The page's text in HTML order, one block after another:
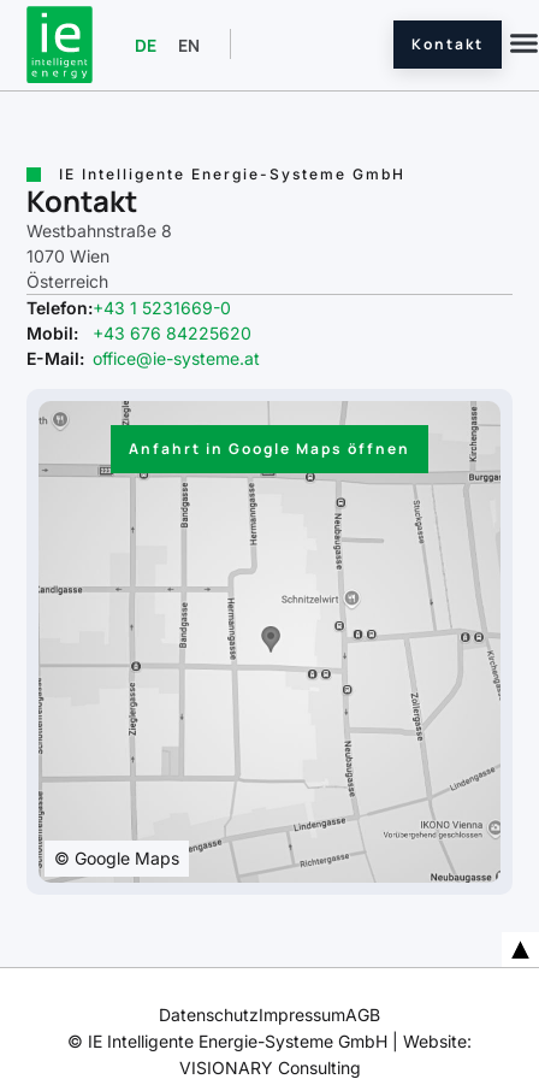
DE EN Kontakt
IE Intelligente Energie-Systeme GmbH
Kontakt
Westbahnstraße 8
1070 Wien
Österreich
Telefon:
Mobil:
E-Mail:
+43 1 5231669-0
+43 676 84225620
office@ie-systeme.at
Anfahrt in Google Maps öffnen
© Google Maps
DatenschutzImpressumAGB
© IE Intelligente Energie-Systeme GmbH | Website:
VISIONARY Consulting